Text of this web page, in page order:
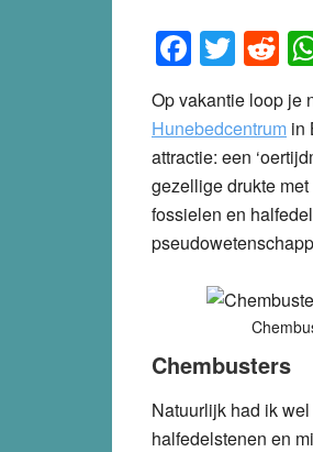
Op vakantie loop je
Hunebedcentrum in
attractie: een
gezellige drukte
fossielen en
Chembusters
Natuurlijk had ik
halfedelstenen en